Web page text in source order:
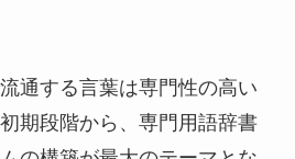
通する言葉は専門性の高い
期段階から、専門用語辞書